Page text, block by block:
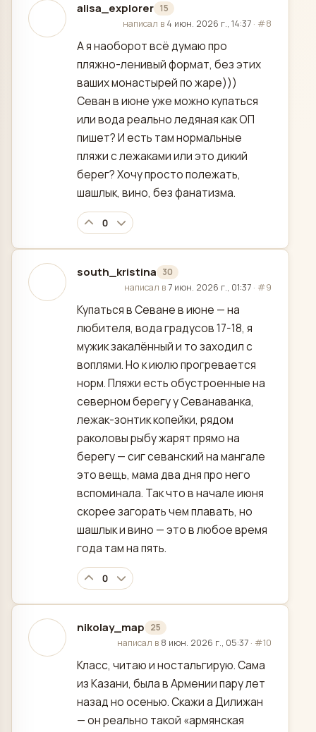
alisa_explorer 15
отредактировано
написал в 4 июн. 2026 г., 14:37 · #8
А я наоборот всё думаю про
пляжно-ленивый формат, без этих
ваших монастырей по жаре)))
Севан в июне уже можно купаться
или вода реально ледяная как ОП
пишет? И есть там нормальные
пляжи с лежаками или это дикий
берег? Хочу просто полежать,
шашлык, вино, без фанатизма.
0
south_kristina 30
отредактировано
написал в7 июн. 2026 г., 01:37 · #9
Купаться в Севане в июне — на
любителя, вода градусов 17-18, я
мужик закалённый и то заходил с
воплями. Но к июлю прогревается
норм. Пляжи есть обустроенные на
северном берегу у Севанаванка,
лежак-зонтик копейки, рядом
раколовы рыбу жарят прямо на
берегу — сиг севанский на мангале
это вещь, мама два дня про него
вспоминала. Так что в начале июня
скорее загорать чем плавать, но
шашлык и вино — это в любое время
года там на пять.
0
nikolay_map 25
отредактировано
написал в 8 июн. 2026 г., 05:37 · #10
Класс, читаю и ностальгирую. Сама
из Казани, была в Армении пару лет
назад но осенью. Скажи а Дилижан
— он реально такой «армянская